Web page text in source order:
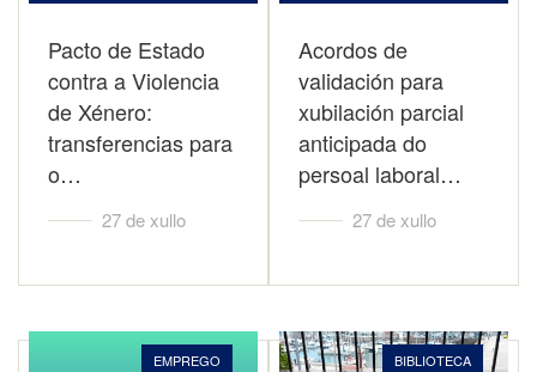
Pacto de Estado
contra a Violencia
de Xénero:
transferencias para
o…
27 de xullo
Acordos de
validación para
xubilación parcial
anticipada do
persoal laboral…
27 de xullo
EMPREGO BIBLIOTECA